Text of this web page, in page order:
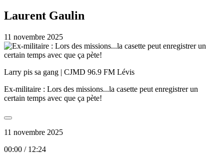
Laurent Gaulin
11 novembre 2025
Larry pis sa gang | CJMD 96.9 FM Lévis
Ex-militaire : Lors des missions...la casette peut enregistrer un
certain temps avec que ça pète!
11 novembre 2025
00:00 / 12:24